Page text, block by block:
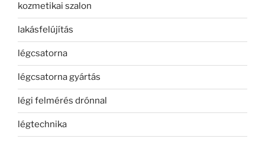
kozmetikai szalon
lakásfelújítás
légcsatorna
légcsatorna gyártás
légi felmérés drónnal
légtechnika